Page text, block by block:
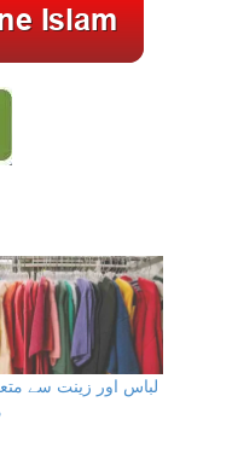
لباس اور زینت سے